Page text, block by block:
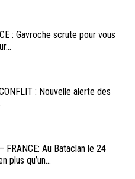
: Gavroche scrute pour vous
: Nouvelle alerte des
FRANCE: Au Bataclan le 24
plus qu’un...